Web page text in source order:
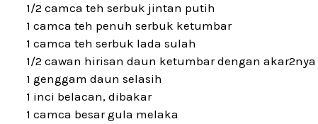
1/2 camca teh serbuk jintan putih
1 camca teh penuh serbuk ketumbar
1 camca teh serbuk lada sulah
1/2 cawan hirisan daun ketumbar dengan akar2nya
1 genggam daun selasih
1 inci belacan, dibakar
1 camca besar gula melaka